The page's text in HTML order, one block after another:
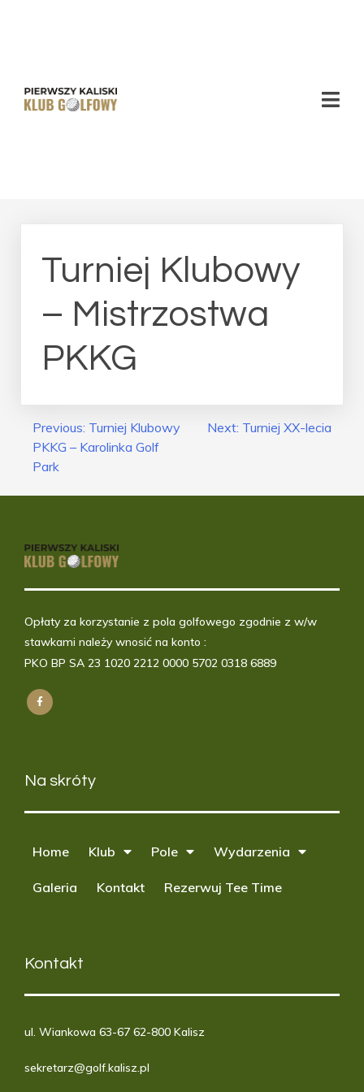
Turniej Klubowy
– Mistrzostwa
PKKG
Nawigacja
Wpisu
Previous: Turniej Klubowy
PKKG – Karolinka Golf
Park
Next: Turniej XX-lecia
Opłaty za korzystanie z pola golfowego zgodnie z w/w
stawkami należy wnosić na konto :
PKO BP SA 23 1020 2212 0000 5702 0318 6889
Na skróty
Home Klub Pole Wydarzenia
Galeria Kontakt Rezerwuj Tee Time
Kontakt
ul. Wiankowa 63-67 62-800 Kalisz
sekretarz@golf.kalisz.pl